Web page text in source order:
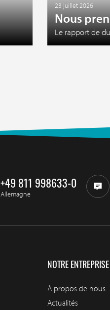
23 juillet 2026
Nous
Le rapport de
+49 811 998633-0
Allemagne
NOTRE ENTREPRISE
À propos de nous
Actualités